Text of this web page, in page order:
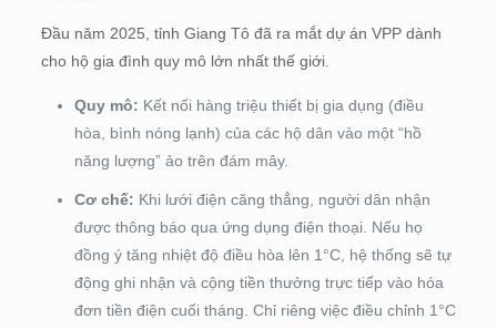
Đầu năm 2025, tỉnh Giang Tô đã ra mắt dự án VPP dành
cho hộ gia đình quy mô lớn nhất thế giới.
Quy mô: Kết nối hàng triệu thiết bị gia dụng (điều
hòa, bình nóng lạnh) của các hộ dân vào một “hồ
năng lượng” ảo trên đám mây.
Cơ chế: Khi lưới điện căng thẳng, người dân nhận
được thông báo qua ứng dụng điện thoại. Nếu họ
đồng ý tăng nhiệt độ điều hòa lên 1°C, hệ thống sẽ tự
động ghi nhận và cộng tiền thưởng trực tiếp vào hóa
đơn tiền điện cuối tháng. Chỉ riêng việc điều chỉnh 1°C